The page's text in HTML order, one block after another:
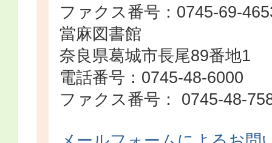
ファクス番号：0745-69-
當麻図書館
奈良県葛城市長尾89番地1
電話番号：0745-48-6000
ファクス番号： 0745-48-